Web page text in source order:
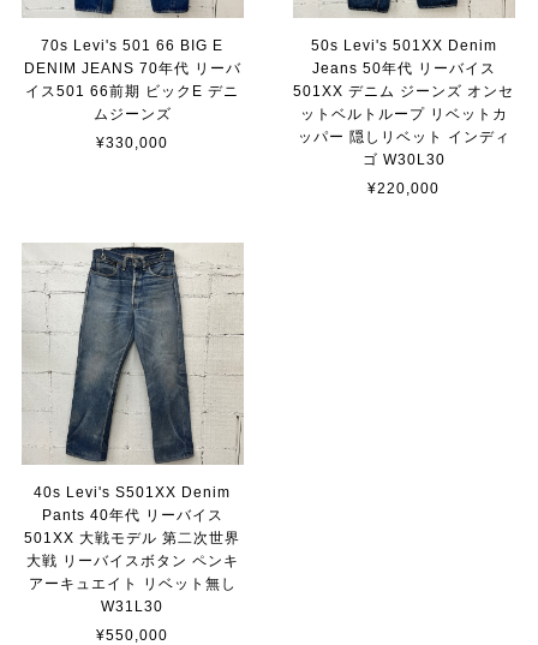
70s Levi's 501 66 BIG E
DENIM JEANS 70年代 リーバ
イス501 66前期 ビックE デニ
ムジーンズ
¥330,000
50s Levi's 501XX Denim
Jeans 50年代 リーバイス
501XX デニム ジーンズ オンセ
ットベルトループ リベットカ
ッパー 隠しリベット インディ
ゴ W30L30
¥220,000
40s Levi's S501XX Denim
Pants 40年代 リーバイス
501XX 大戦モデル 第二次世界
大戦 リーバイスボタン ペンキ
アーキュエイト リベット無し
W31L30
¥550,000